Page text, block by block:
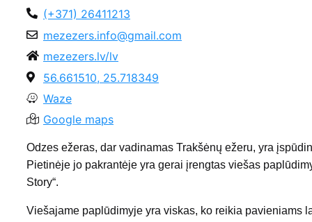
(+371) 26411213
mezezers.info@gmail.com
mezezers.lv/lv
56.661510, 25.718349
Waze
Google maps
Odzes ežeras, dar vadinamas Trakšėnų ežeru, yra
Pietinėje jo pakrantėje yra gerai įrengtas viešas
Story“.
Viešajame paplūdimyje yra viskas, ko reikia pavieniams